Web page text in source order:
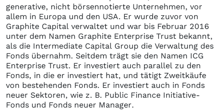
generative, nicht börsennotierte Unternehmen, vor
allem in Europa und den USA. Er wurde zuvor von
Graphite Capital verwaltet und war bis Februar 2016
unter dem Namen Graphite Enterprise Trust bekannt,
als die Intermediate Capital Group die Verwaltung des
Fonds übernahm. Seitdem trägt sie den Namen ICG
Enterprise Trust. Er investiert auch parallel zu den
Fonds, in die er investiert hat, und tätigt Zweitkäufe
von bestehenden Fonds. Er investiert auch in Fonds
neuer Sektoren, wie z. B. Public Finance Initiative-
Fonds und Fonds neuer Manager.